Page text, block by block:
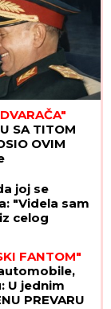
SA TITOM
OVIM
joj se
"Videla sam
celog
FANTOM"
U jednim
PREVARU